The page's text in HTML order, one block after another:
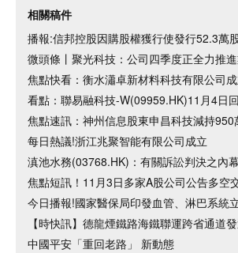
相關稿件
播報:信邦控股因購股權獲行使發行52.3萬
微頭條丨聚光科技：公司四季度正全力推
焦點快看：衡水瀟卓新材料科技有限公司
看點：聯易融科技-W(09959.HK)11月4日
焦點速訊：神州信息股東申昌科技減持
每日熱議!浙江兆聚智能有限公司成立
滇池水務(03768.HK)：有關訴訟判決之內
焦點短訊！11月3日多家A股公司公告多空
今日播報!國家醫保局印發血管、淋巴系統
【時快訊】德龍煙鐵路海鐵聯運跨省通道
中國平安「重回老路」 新動態